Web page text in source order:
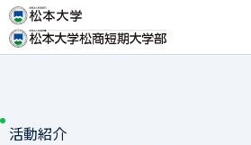
活動紹介